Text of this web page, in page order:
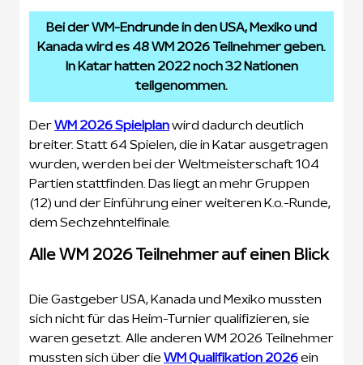
Bei der WM-Endrunde in den USA, Mexiko und
Kanada wird es 48 WM 2026 Teilnehmer geben.
In Katar hatten 2022 noch 32 Nationen
teilgenommen.
DerWM 2026 Spielplanwird dadurch deutlich
breiter. Statt 64 Spielen, die in Katar ausgetragen
wurden, werden bei der Weltmeisterschaft 104
Partien stattfinden. Das liegt an mehr Gruppen
(12) und der Einführung einer weiteren K.o.-Runde,
dem Sechzehntelfinale.
Alle WM 2026 Teilnehmer auf einen Blick
Die Gastgeber USA, Kanada und Mexiko mussten
sich nicht für das Heim-Turnier qualifizieren, sie
waren gesetzt. Alle anderen WM 2026 Teilnehmer
mussten sich über die WM Qualifikation 2026ein